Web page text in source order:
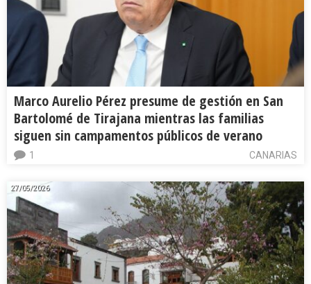
Marco Aurelio Pérez presume de gestión en San
Bartolomé de Tirajana mientras las familias
siguen sin campamentos públicos de verano
CANARIAS
1
27/05/2026